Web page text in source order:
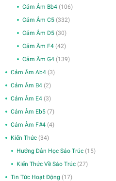
Cảm Âm Bb4 (106)
Cảm Âm C5 (332)
Cảm Âm D5 (30)
Cảm Âm F4 (42)
Cảm Âm G4 (139)
Cảm Âm Ab4 (3)
Cảm Âm B4 (2)
Cảm Âm E4 (3)
Cảm Âm Eb5 (7)
Cảm Âm F#4 (4)
Kiến Thức (34)
Hướng Dẫn Học Sáo Trúc (15)
Kiến Thức Về Sáo Trúc (27)
Tin Tức Hoạt Động (17)